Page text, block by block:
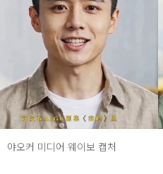
야오커 미디어 웨이보 캡처